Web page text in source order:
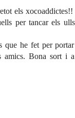
els xocoaddictes!!
per tancar els
que he fet per
amics. Bona sort i